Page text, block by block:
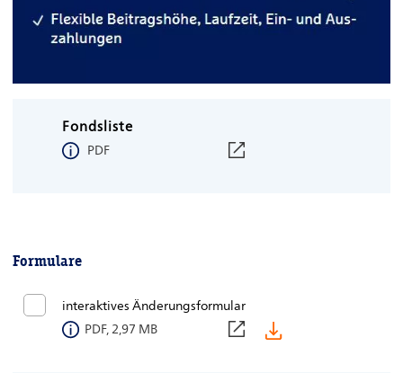
Fondsliste
PDF
Formulare
interaktives Änderungsformular
PDF, 2,97 MB